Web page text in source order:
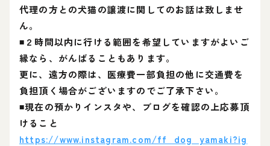
代理の方との犬猫の譲渡に関してのお話は致しませ
ん。
◾２時間以内に行ける範囲を希望していますがよいご
縁なら、がんばることもあります。
更に、遠方の際は、医療費一部負担の他に交通費を
負担頂く場合がございますのでご了承下さい。
◾現在の預かりインスタや、ブログを確認の上応募頂
けること
https://www.instagram.com/ff_dog_yamaki?ig